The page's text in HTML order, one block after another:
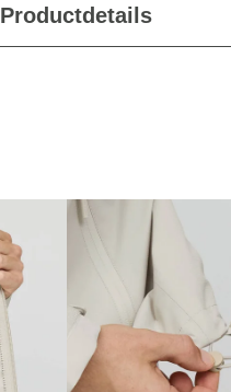
Productdetails